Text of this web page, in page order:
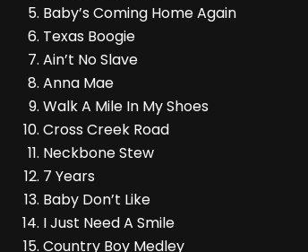
Baby’s Coming Home Again
Texas Boogie
Ain’t No Slave
Anna Mae
Walk A Mile In My Shoes
Cross Creek Road
Neckbone Stew
7 Years
Baby Don’t Like
I Just Need A Smile
Country Boy Medley